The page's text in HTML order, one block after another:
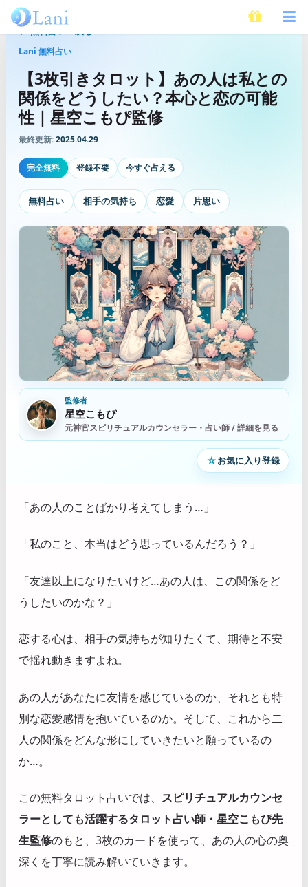
Lani 無料占い
【3枚引きタロット】あの人は私との
関係をどうしたい？本心と恋の可能
性｜星空こもぴ監修
最終更新:2025.04.29
完全無料 登録不要 今すぐ占える
無料占い 相手の気持ち 恋愛 片思い
監修者
星空こもぴ
元神官スピリチュアルカウンセラー・占い師 / 詳細を見る
☆お気に入り登録
「あの人のことばかり考えてしまう…」
「私のこと、本当はどう思っているんだろう？」
「友達以上になりたいけど…あの人は、この関係をど
うしたいのかな？」
恋する心は、相手の気持ちが知りたくて、期待と不安
で揺れ動きますよね。
あの人があなたに友情を感じているのか、それとも特
別な恋愛感情を抱いているのか。そして、これから二
人の関係をどんな形にしていきたいと願っているの
か…。
この無料タロット占いでは、 スピリチュアルカウンセ
ラーとしても活躍するタロット占い師・星空こもぴ先
生監修のもと、3枚のカードを使って、あの人の心の奥
深くを丁寧に読み解いていきます。